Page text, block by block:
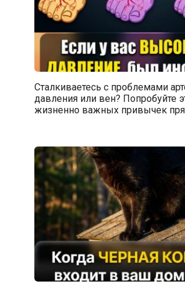
Сталкиваетесь с проблемами
давления или вен? Попробуйте
жизненно важных привычек